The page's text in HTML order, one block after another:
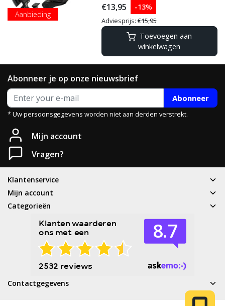
Aanbieding
€13,95
-13%
Adviesprijs:€15,95
Toevoegen aan
winkelwagen
Abonneer je op onze nieuwsbrief
Abonneer
* Uw persoonsgegevens worden niet aan derden verstrekt.
Mijn account
Vragen?
Klantenservice
Mijn account
Categorieën
Contactgegevens